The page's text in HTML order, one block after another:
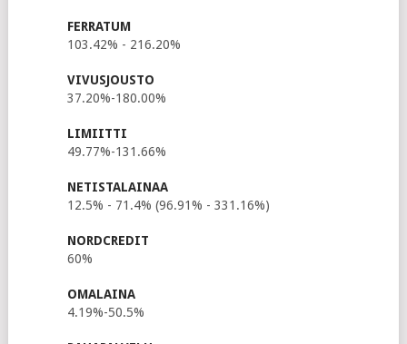
FERRATUM
103.42% - 216.20%
VIVUSJOUSTO
37.20%-180.00%
LIMIITTI
49.77%-131.66%
NETISTALAINAA
12.5% - 71.4% (96.91% - 331.16%)
NORDCREDIT
60%
OMALAINA
4.19%-50.5%